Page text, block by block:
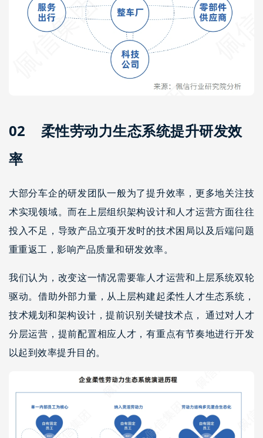
02 柔性劳动力生态系统提升研发效
率
大部分车企的研发团队一般为了提升效率，更多地关注技
术实现领域。而在上层组织架构设计和人才运营方面往往
投入不足，导致产品立项开发时的技术困局以及后端问题
重重返工，影响产品质量和研发效率。
我们认为，改变这一情况需要靠人才运营和上层系统双轮
驱动。借助外部力量，从上层构建起柔性人才生态系统，
技术规划和架构设计，提前识别关键技术点， 通过对人才
分层运营，提前配置相应人才，有重点有节奏地进行开发
以起到效率提升目的。